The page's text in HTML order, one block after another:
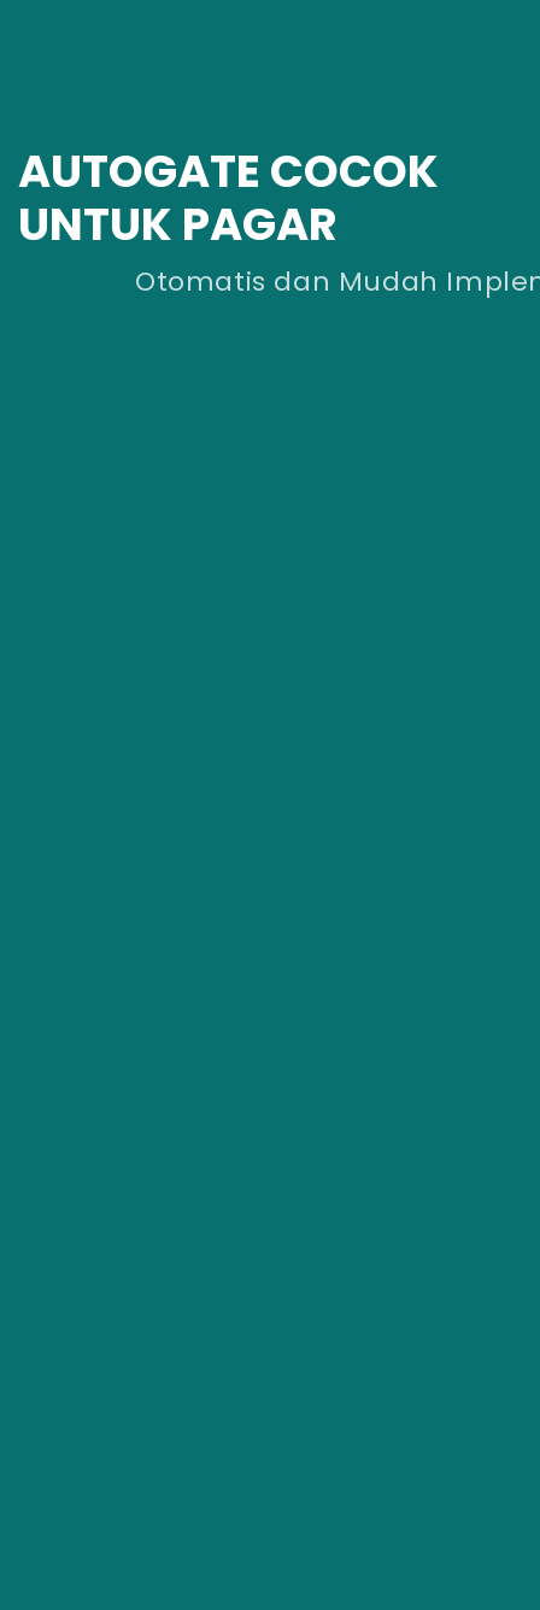
AUTOGATE COCOK
UNTUK PAGAR
Otomatis dan Mudah Implementasi